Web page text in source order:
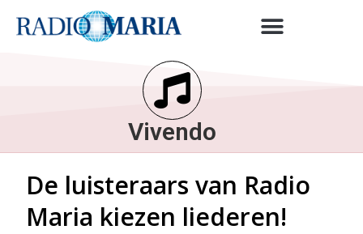
Vivendo
De luisteraars van Radio
Maria kiezen liederen!